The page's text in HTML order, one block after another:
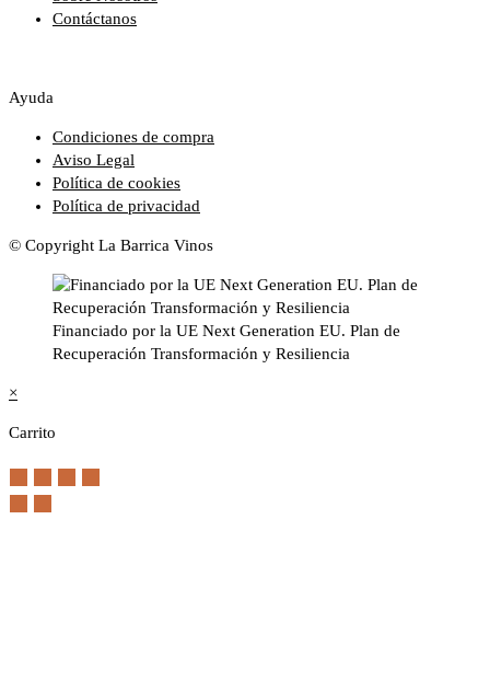
Contáctanos
Ayuda
Condiciones de compra
Aviso Legal
Política de cookies
Política de privacidad
© Copyright La Barrica Vinos
Financiado por la UE Next Generation EU. Plan de
Recuperación Transformación y Resiliencia
×
Carrito